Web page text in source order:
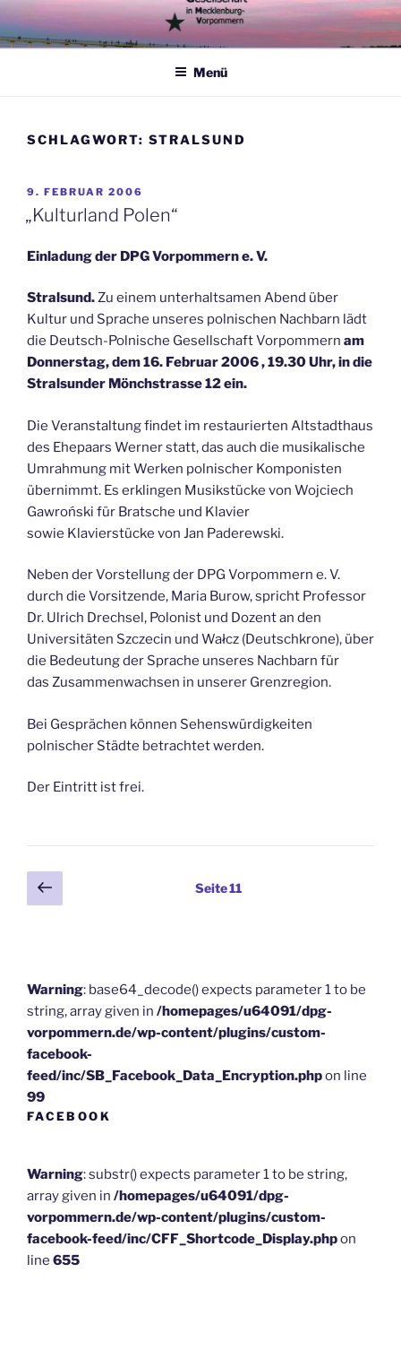
Zum
Inhalt
springen
Menü
SCHLAGWORT: STRALSUND
VERÖFFENTLICHT
AM
9. FEBRUAR 2006
„Kulturland Polen“
Einladung der DPG Vorpommern e. V.
Stralsund.Zu einem unterhaltsamen Abend über
Kultur und Sprache unseres polnischen Nachbarn lädt
die Deutsch-Polnische Gesellschaft Vorpommern am
Donnerstag, dem 16. Februar 2006 , 19.30 Uhr, in die
Stralsunder Mönchstrasse 12 ein.
Die Veranstaltung findet im restaurierten Altstadthaus
des Ehepaars Werner statt, das auch die musikalische
Umrahmung mit Werken polnischer Komponisten
übernimmt. Es erklingen Musikstücke von Wojciech
Gawroński für Bratsche und Klavier
sowie Klavierstücke von Jan Paderewski.
Neben der Vorstellung der DPG Vorpommern e. V.
durch die Vorsitzende, Maria Burow, spricht Professor
Dr. Ulrich Drechsel, Polonist und Dozent an den
Universitäten Szczecin und Wałcz (Deutschkrone), über
die Bedeutung der Sprache unseres Nachbarn für
das Zusammenwachsen in unserer Grenzregion.
Bei Gesprächen können Sehenswürdigkeiten
polnischer Städte betrachtet werden.
Der Eintritt ist frei.
Beitragsnavigation
Vorherige
Seite
Seite11
Warning: base64_decode() expects parameter 1 to be
string, array given in /homepages/u64091/dpg-
vorpommern.de/wp-content/plugins/custom-
facebook-
feed/inc/SB_Facebook_Data_Encryption.phpon line
99
FACEBOOK
Warning: substr() expects parameter 1 to be string,
array given in /homepages/u64091/dpg-
vorpommern.de/wp-content/plugins/custom-
facebook-feed/inc/CFF_Shortcode_Display.phpon
line 655